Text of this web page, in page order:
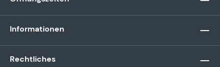
Informationen
Rechtliches